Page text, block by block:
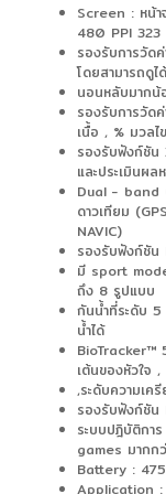
Screen : หน้
480 PPI 323
รองรับการวั
โดยสามารถดูไ
นอนหลับมากน้
รองรับการวัด
เนื้อ , % มวล
รองรับฟังก์ชัน
และประเมินผ
Dual - band
ดาวเทียม
NAVIC)
รองรับฟังก์ชั
มี sport
ถึง 8 รูปแบบ
กันน้ำที่ระดับ 5
น้ำได้
BioTracker™
เต้นของหัวใจ
,ระดับความเค
รองรับฟังก์ชั
ระบบปฎิบัติกา
games มากก
Battery :
Application